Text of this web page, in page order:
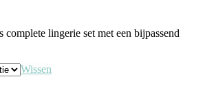
complete lingerie set met een bijpassend
Wissen